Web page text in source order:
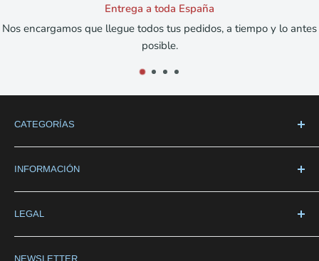
Entrega a toda España
Nos encargamos que llegue todos tus pedidos, a tiempo y lo antes
posible.
CATEGORÍAS
Hogar & Cocina
Básculas
Termoterapia
Medical
Cuidado personal
INFORMACIÓN
Búsqueda
Conócenos
Formulario Atención al Cliente
LEGAL
Condiciones Generales
NEWSLETTER